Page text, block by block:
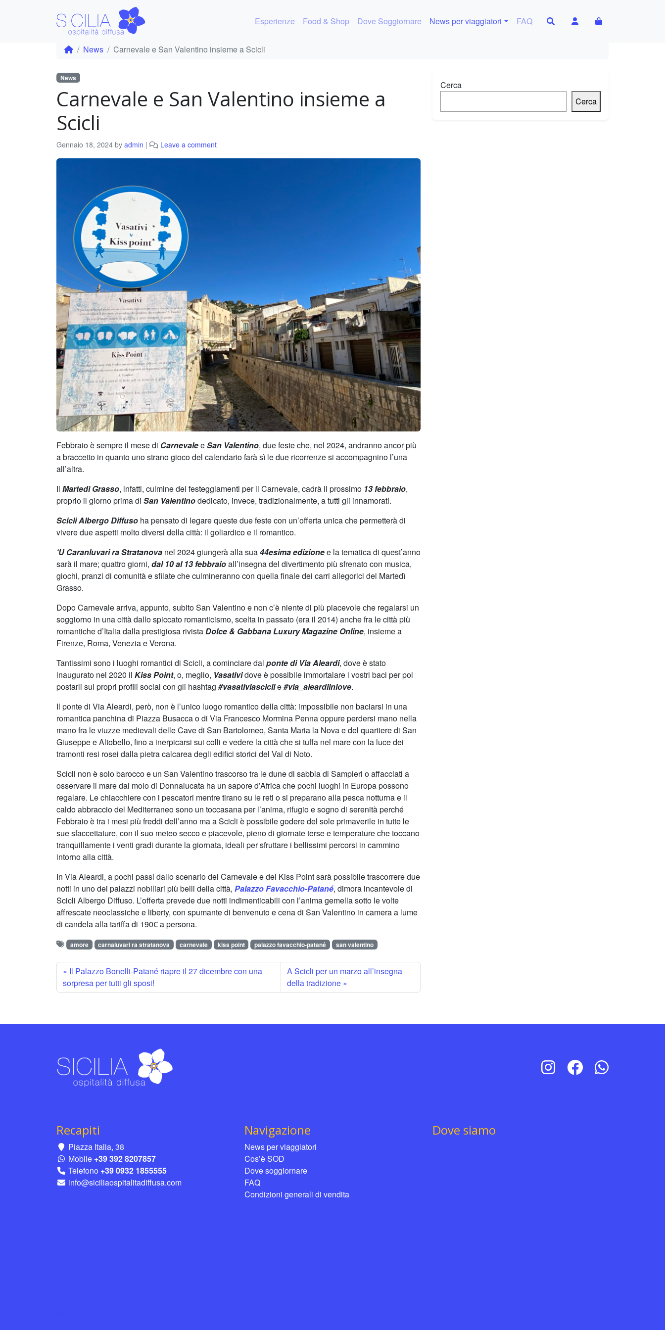
Esperienze Food & Shop Dove Soggiornare News per viaggiatori FAQ SearchAccountCart
News Carnevale e San Valentino insieme a Scicli
News
Carnevale e San Valentino insieme a
Scicli
Gennaio 18, 2024 by admin | Leave a comment
Febbraio è sempre il mese di CarnevaleeSan Valentino, due feste che, nel 2024, andranno ancor più
a braccetto in quanto uno strano gioco del calendario farà sì le due ricorrenze si accompagnino l’una
all’altra.
Il Martedì Grasso, infatti, culmine dei festeggiamenti per il Carnevale, cadrà il prossimo 13 febbraio,
proprio il giorno prima di San Valentinodedicato, invece, tradizionalmente, a tutti gli innamorati.
Scicli Albergo Diffuso ha pensato di legare queste due feste con un’offerta unica che permetterà di
vivere due aspetti molto diversi della città: il goliardico e il romantico.
‘U Caranluvari ra Stratanova nel 2024 giungerà alla sua44esima edizionee la tematica di quest’anno
sarà il mare; quattro giorni, dal 10 al 13 febbraioall’insegna del divertimento più sfrenato con musica,
giochi, pranzi di comunità e sfilate che culmineranno con quella finale dei carri allegorici del Martedì
Grasso.
Dopo Carnevale arriva, appunto, subito San Valentino e non c’è niente di più piacevole che regalarsi un
soggiorno in una città dallo spiccato romanticismo, scelta in passato (era il 2014) anche fra le città più
romantiche d’Italia dalla prestigiosa rivistaDolce & Gabbana Luxury Magazine Online, insieme a
Firenze, Roma, Venezia e Verona.
Tantissimi sono i luoghi romantici di Scicli, a cominciare dal ponte di Via Aleardi, dove è stato
inaugurato nel 2020 il Kiss Point, o, meglio, Vasatividove è possibile immortalare i vostri baci per poi
postarli sui propri profili social con gli hashtag #vasativiasciclie#via_aleardiinlove.
Il ponte di Via Aleardi, però, non è l’unico luogo romantico della città: impossibile non baciarsi in una
romantica panchina di Piazza Busacca o di Via Francesco Mormina Penna oppure perdersi mano nella
mano fra le viuzze medievali delle Cave di San Bartolomeo, Santa Maria la Nova e del quartiere di San
Giuseppe e Altobello, fino a inerpicarsi sui colli e vedere la città che si tuffa nel mare con la luce dei
tramonti resi rosei dalla pietra calcarea degli edifici storici del Val di Noto.
Scicli non è solo barocco e un San Valentino trascorso tra le dune di sabbia di Sampieri o affacciati a
osservare il mare dal molo di Donnalucata ha un sapore d’Africa che pochi luoghi in Europa possono
regalare. Le chiacchiere con i pescatori mentre tirano su le reti o si preparano alla pesca notturna e il
caldo abbraccio del Mediterraneo sono un toccasana per l’anima, rifugio e sogno di serenità perché
Febbraio è tra i mesi più freddi dell’anno ma a Scicli è possibile godere del sole primaverile in tutte le
sue sfaccettature, con il suo meteo secco e piacevole, pieno di giornate terse e temperature che toccano
tranquillamente i venti gradi durante la giornata, ideali per sfruttare i bellissimi percorsi in cammino
intorno alla città.
In Via Aleardi, a pochi passi dallo scenario del Carnevale e del Kiss Point sarà possibile trascorrere due
notti in uno dei palazzi nobiliari più belli della città, PalazzoFavacchio-Patané, dimora incantevole di
Scicli Albergo Diffuso. L’offerta prevede due notti indimenticabili con l’anima gemella sotto le volte
affrescate neoclassiche e liberty, con spumante di benvenuto e cena di San Valentino in camera a lume
di candela alla tariffa di 190€ a persona.
amore carnaluvari ra stratanova carnevale kiss point palazzo favacchio-patané san valentino
Il Palazzo Bonelli-Patané riapre il 27 dicembre con una
sorpresa per tutti gli sposi!
A Scicli per un marzo all’insegna
della tradizione
Cerca
Cerca
Recapiti
Piazza Italia, 38
Mobile +39 392 8207857
Telefono +39 0932 1855555
info@siciliaospitalitadiffusa.com
Navigazione
News per viaggiatori
Cos’è SOD
Dove soggiornare
FAQ
Condizioni generali di vendita
Dove siamo